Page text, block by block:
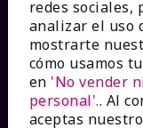
Contáctanos
Catálogos
Preguntas
redes sociales,
analizar el uso
mostrarte
cómo usamos
en 'No vender
personal'.. Al
aceptas